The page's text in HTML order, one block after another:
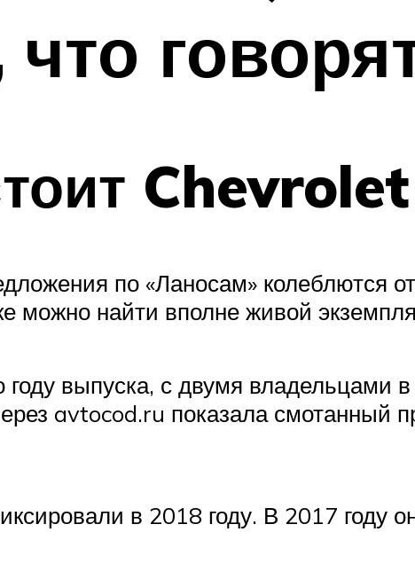
по «Ланосам» колеблются
можно найти вполне живой
выпуска, с двумя владельцами
avtocod.ru показала смотанный
в 2018 году. В 2017 году